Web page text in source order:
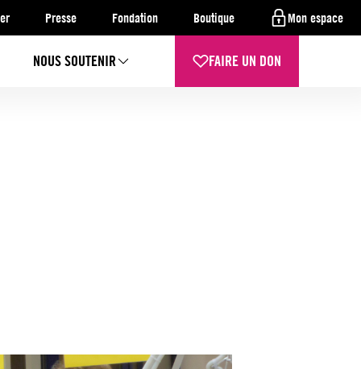
Presse Fondation Boutique Mon espace
NOUS SOUTENIR FAIRE UN DON